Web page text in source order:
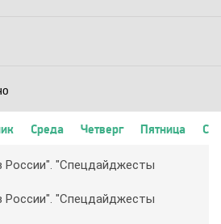
Среда Четверг Пятница
Рoccии". "Cпeцдaйджecты
Рoccии". "Cпeцдaйджecты